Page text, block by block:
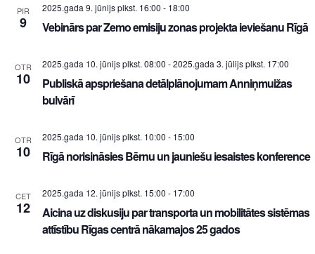
PIR
9
2025.gada 9. jūnijs plkst. 16:00 - 18:00
Vebinārs par Zemo emisiju zonas projekta ieviešanu Rīgā
OTR
10
2025.gada 10. jūnijs plkst. 08:00 -2025.gada 3. jūlijs plkst. 17:00
Publiskā apspriešana detālplānojumam Anniņmuižas
bulvārī
OTR
10
2025.gada 10. jūnijs plkst. 10:00 - 15:00
Rīgā norisināsies Bērnu un jauniešu iesaistes konference
CET
12
2025.gada 12. jūnijs plkst. 15:00 - 17:00
Aicina uz diskusiju par transporta un mobilitātes sistēmas
attīstību Rīgas centrā nākamajos 25 gados